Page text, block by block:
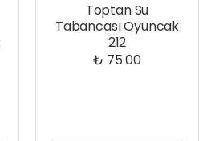
Toptan Su
Tabancası Oyuncak
212
₺ 75.00